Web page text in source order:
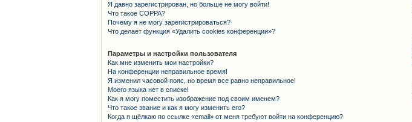
Я давно зарегистрирован, но больше не могу войти!
Что такое COPPA?
Почему я не могу зарегистрироваться?
Что делает функция «Удалить cookies конференции»?
Параметры и настройки пользователя
Как мне изменить мои настройки?
На конференции неправильное время!
Я изменил часовой пояс, но время все равно неправильное!
Моего языка нет в списке!
Как я могу поместить изображение под своим именем?
Что такое звание и как я могу изменить его?
Когда я щёлкаю по ссылке «email» от меня требуют войти на конференцию?